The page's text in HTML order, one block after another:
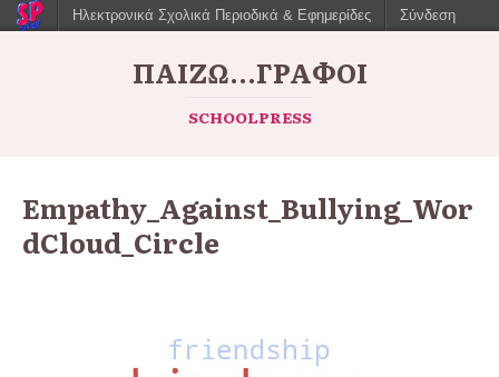
ΠΑΙΖΩ...ΓΡΆΦΟΙ
SCHOOLPRESS
Empathy_Against_Bullying_Wor
dCloud_Circle
Ηλεκτρονικά Σχολικά Περιοδικά & Εφημερίδες Σύνδεση